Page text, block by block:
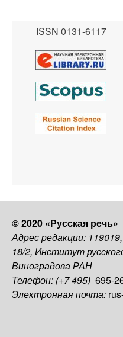
ISSN 0131-6117
© 2020 «Русская речь»
Адрес редакции:
18/2, Институт
Виноградова РАН
Телефон: (+7 495) 695-
Электронная почта: